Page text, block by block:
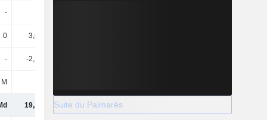
-
0 3,65 Md
- -2,27 Md
19,26 Md 20,89 Md 19,82 Md
Suite du Palmarès